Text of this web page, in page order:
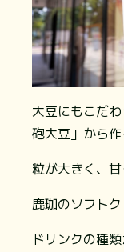
大豆にもこだ
砲大豆」から作
粒が大きく、甘
鹿珈のソフト
ドリンクの種